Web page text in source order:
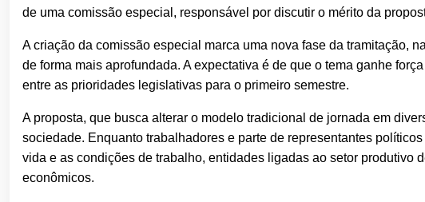
de uma comissão especial, responsável por discutir o mérito da
A criação da comissão especial marca uma nova fase da tramitação,
de forma mais aprofundada. A expectativa é de que o tema ganhe
entre as prioridades legislativas para o primeiro semestre.
A proposta, que busca alterar o modelo tradicional de jornada em
sociedade. Enquanto trabalhadores e parte de representantes
vida e as condições de trabalho, entidades ligadas ao setor produtivo
econômicos.